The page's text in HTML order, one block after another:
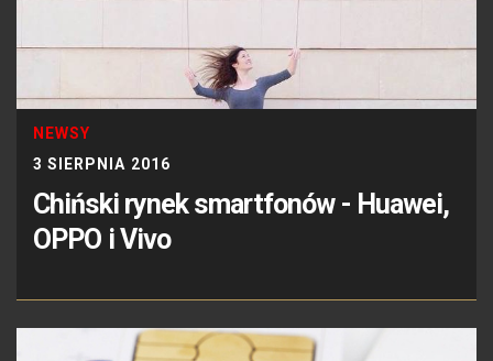
NEWSY
3 SIERPNIA 2016
Chiński rynek smartfonów - Huawei,
OPPO i Vivo